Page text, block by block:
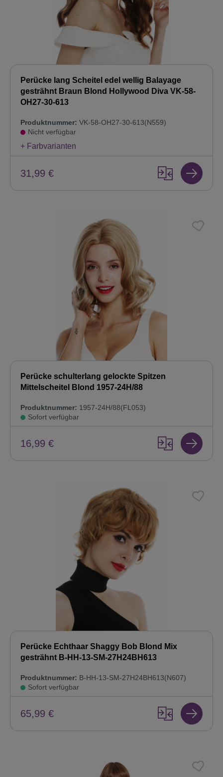
Perücke lang Scheitel edel wellig Balayage
gesträhnt Braun Blond Hollywood Diva VK-58-
OH27-30-613
Produktnummer: VK-58-OH27-30-613(N559)
Nicht verfügbar
+ Farbvarianten
31,99 €
Perücke schulterlang gelockte Spitzen
Mittelscheitel Blond 1957-24H/88
Produktnummer: 1957-24H/88(FL053)
Sofort verfügbar
16,99 €
Perücke Echthaar Shaggy Bob Blond Mix
gesträhnt B-HH-13-SM-27H24BH613
Produktnummer: B-HH-13-SM-27H24BH613(N607)
Sofort verfügbar
65,99 €